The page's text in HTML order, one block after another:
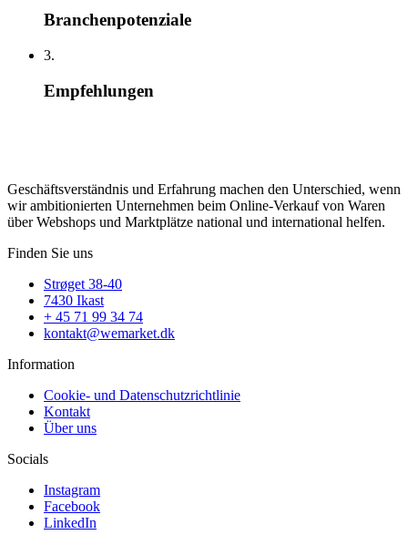
Branchenpotenziale
3.
Empfehlungen
Geschäftsverständnis und Erfahrung machen den Unterschied, wenn
wir ambitionierten Unternehmen beim Online-Verkauf von Waren
über Webshops und Marktplätze national und international helfen.
Finden Sie uns
Strøget 38-40
7430 Ikast
+ 45 71 99 34 74
kontakt@wemarket.dk
Information
Cookie- und Datenschutzrichtlinie
Kontakt
Über uns
Socials
Instagram
Facebook
LinkedIn